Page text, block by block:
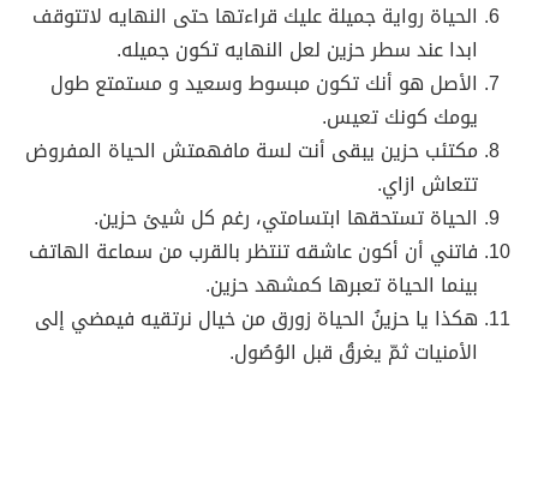
الحياة رواية جميلة عليك قراءتها حتى النهايه لاتتوقف
ابدا عند سطر حزين لعل النهايه تكون جميله.
الأصل هو أنك تكون مبسوط وسعيد و مستمتع طول
يومك كونك تعيس.
مكتئب حزين يبقى أنت لسة مافهمتش الحياة المفروض
تتعاش ازاي.
الحياة تستحقها ابتسامتي، رغم كل شيئ حزين.
فاتني أن أكون عاشقه تنتظر بالقرب من سماعة الهاتف
بينما الحياة تعبرها كمشهد حزين.
هكذا يا حزينُ الحياة زورق من خيال نرتقيه فيمضي إلى
الأمنيات ثمّ يغرقُ قبل الوُصُول.